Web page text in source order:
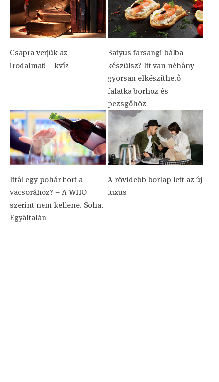
Csapra verjük az
irodalmat! – kvíz
Batyus farsangi bálba
készülsz? Itt van néhány
gyorsan elkészíthető
falatka borhoz és
pezsgőhöz
Ittál egy pohár bort a
vacsorához? – A WHO
szerint nem kellene. Soha.
Egyáltalán
A rövidebb borlap lett az új
luxus